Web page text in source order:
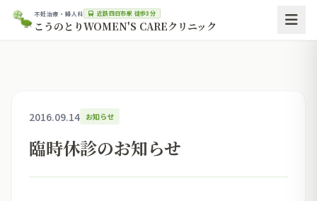
不妊治療・婦人科 近鉄四日市駅 徒歩3分
こうのとりWOMEN'S CAREクリニック
2016.09.14 お知らせ
臨時休診のお知らせ